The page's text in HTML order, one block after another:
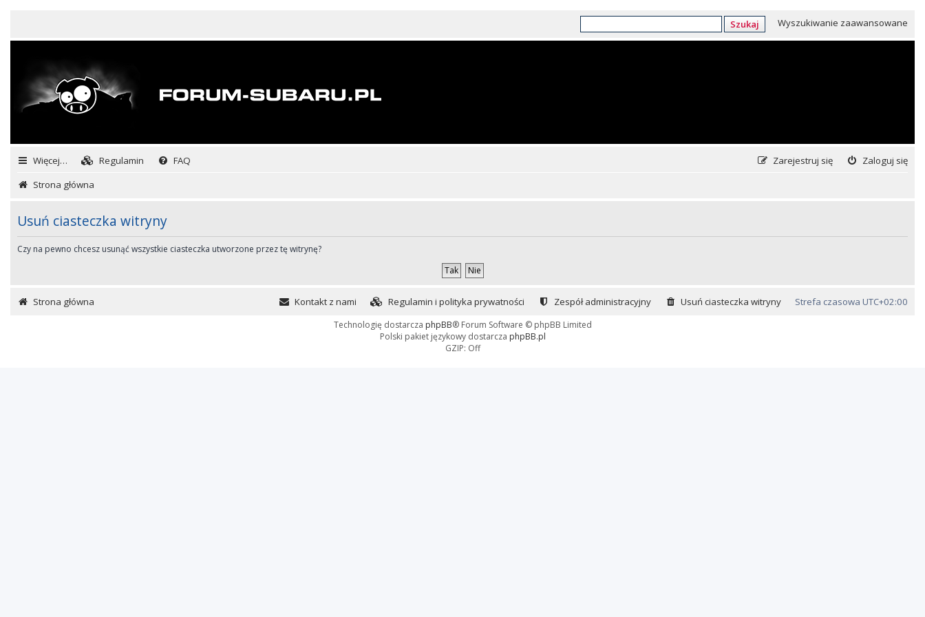
Szukaj Wyszukiwanie zaawansowane
Więcej… Regulamin FAQ Zaloguj się
Zarejestruj się
Strona główna
Usuń ciasteczka witryny
Czy na pewno chcesz usunąć wszystkie ciasteczka utworzone przez tę witrynę?
Strona główna Strefa czasowa UTC+02:00
Usuń ciasteczka witryny
Zespół administracyjny
Regulamin i polityka prywatności
Kontakt z nami
Technologię dostarcza phpBB® Forum Software © phpBB Limited
Polski pakiet językowy dostarcza phpBB.pl
GZIP: Off